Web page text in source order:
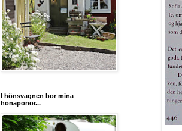
I hönsvagnen bor mina
hönapönor...